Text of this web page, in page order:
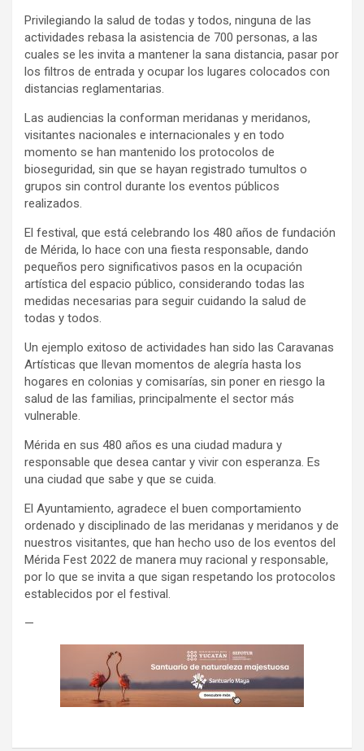
Privilegiando la salud de todas y todos, ninguna de las
actividades rebasa la asistencia de 700 personas, a las
cuales se les invita a mantener la sana distancia, pasar por
los filtros de entrada y ocupar los lugares colocados con
distancias reglamentarias.
Las audiencias la conforman meridanas y meridanos,
visitantes nacionales e internacionales y en todo
momento se han mantenido los protocolos de
bioseguridad, sin que se hayan registrado tumultos o
grupos sin control durante los eventos públicos
realizados.
El festival, que está celebrando los 480 años de fundación
de Mérida, lo hace con una fiesta responsable, dando
pequeños pero significativos pasos en la ocupación
artística del espacio público, considerando todas las
medidas necesarias para seguir cuidando la salud de
todas y todos.
Un ejemplo exitoso de actividades han sido las Caravanas
Artísticas que llevan momentos de alegría hasta los
hogares en colonias y comisarías, sin poner en riesgo la
salud de las familias, principalmente el sector más
vulnerable.
Mérida en sus 480 años es una ciudad madura y
responsable que desea cantar y vivir con esperanza. Es
una ciudad que sabe y que se cuida.
El Ayuntamiento, agradece el buen comportamiento
ordenado y disciplinado de las meridanas y meridanos y de
nuestros visitantes, que han hecho uso de los eventos del
Mérida Fest 2022 de manera muy racional y responsable,
por lo que se invita a que sigan respetando los protocolos
establecidos por el festival.
—